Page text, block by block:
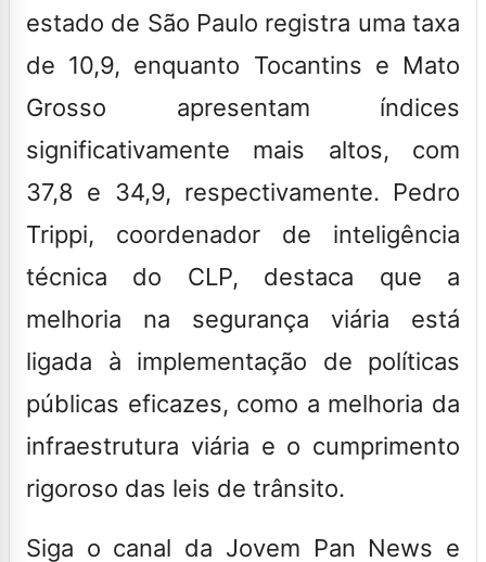
estado de São Paulo registra uma taxa
de 10,9, enquanto Tocantins e Mato
Grosso apresentam índices
significativamente mais altos, com
37,8 e 34,9, respectivamente. Pedro
Trippi, coordenador de inteligência
técnica do CLP, destaca que a
melhoria na segurança viária está
ligada à implementação de políticas
públicas eficazes, como a melhoria da
infraestrutura viária e o cumprimento
rigoroso das leis de trânsito.
Siga o canal da Jovem Pan News e